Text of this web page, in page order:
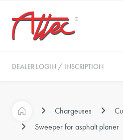
DEALER LOGIN / INSCRIPTION
Chargeuses
Sweeper for asphalt planer